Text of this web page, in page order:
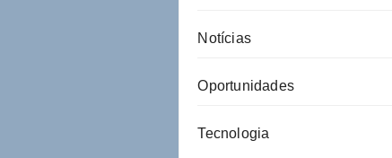
Notícias
Oportunidades
Tecnologia